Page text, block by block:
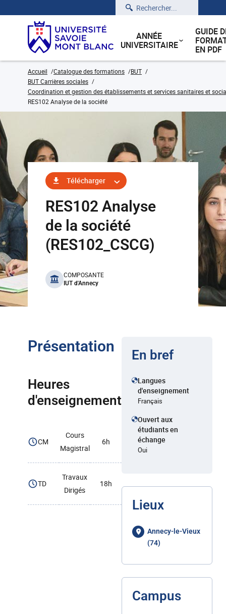
Rechercher
ANNÉE
UNIVERSITAIRE
GUIDE
EN PDF
Accueil Catalogue des formations
BUT
BUT Carrières sociales
Coordination et gestion des établissements et services sanitaires et
RES102 Analyse de la société
Télécharger
RES102 Analyse
de la société
(RES102_CSCG)
benefits
COMPOSANTE
IUT d'Annecy
Présentation
Heures
d'enseignement
CM
Cours
Magistral
6h
TD
Travaux
Dirigés
18h
En bref
Langues
d'enseignement
Français
Ouvert aux
étudiants en
échange
Oui
Lieux
Annecy-le-Vieux
(74)
Campus